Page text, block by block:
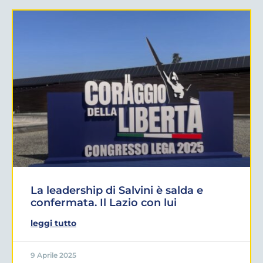
La leadership di Salvini è salda e
confermata. Il Lazio con lui
leggi tutto
9 Aprile 2025